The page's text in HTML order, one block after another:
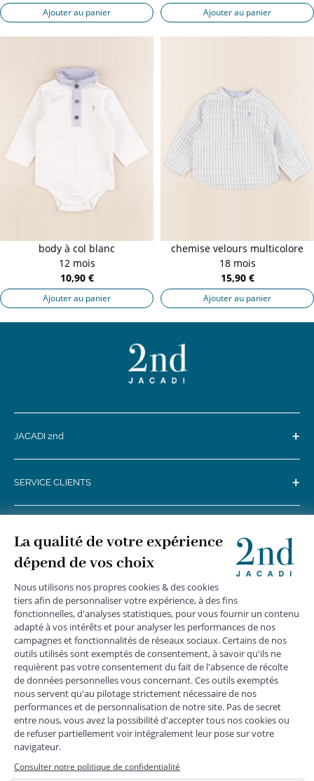
Ajouter au panier Ajouter au panier
body à col blanc
12 mois
10,90 €
Ajouter au panier
chemise velours multicolore
18 mois
15,90 €
Ajouter au panier
JACADI 2nd +
SERVICE CLIENTS +
MENTIONS LÉGALES
DONNÉES PERSONNELLES
*Livraison express gratuite en point relais dès 59 € et à domicile dès 150
€ vers la France Métropolitaine
Les données collectées par la société JACADI, responsable
du traitement, sont nécessaires à l'envoi de newsletters, à la
création de compte, pour le traitement, le suivi et la livraison
de votre commande, ainsi que pour le suivi de votre
adhésion au programme fidélité. Conformément au
Règlement Européen 2016/679 du 27 avril 2016 sur la
protection des données personnelles, vous bénéficiez d'un
droit d'accès, d'édiction des directives anticipées, de